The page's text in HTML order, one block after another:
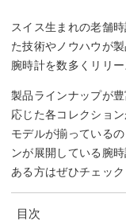
スイス生まれの老舗
た技術やノウハウが
腕時計を数多くリリー
製品ラインナップが
応じた各コレクショ
モデルが揃っている
ンが展開している腕
ある方はぜひチェック
目次